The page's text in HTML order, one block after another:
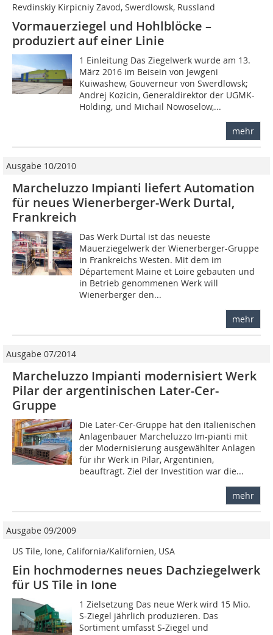
Revdinskiy Kirpicniy Zavod, Swerdlowsk, Russland
Vormauerziegel und Hohlblöcke –
produziert auf einer Linie
1 Einleitung Das Ziegelwerk wurde am 13.
März 2016 im Beisein von Jewgeni
Kuiwashew, Gouverneur von Swerdlowsk;
Andrej Kozicin, Generaldirektor der UGMK-
Holding, und Michail Nowoselow,...
mehr
Ausgabe 10/2010
Marcheluzzo Impianti liefert Automation
für neues Wienerberger-Werk Durtal,
Frankreich
Das Werk Durtal ist das neueste
Mauerziegelwerk der Wienerberger-Gruppe
in Frankreichs Westen. Mit dem im
Département Maine et Loire gebauten und
in Betrieb genommenen Werk will
Wienerberger den...
mehr
Ausgabe 07/2014
Marcheluzzo Impianti modernisiert Werk
Pilar der argentinischen Later-Cer-
Gruppe
Die Later-Cer-Gruppe hat den italienischen
Anlagenbauer Marcheluzzo Im-pianti mit
der Modernisierung ausgewählter Anlagen
für ihr Werk in Pilar, Argentinien,
beauftragt. Ziel der Investition war die...
mehr
Ausgabe 09/2009
US Tile, Ione, California/Kalifornien, USA
Ein hochmodernes neues Dachziegelwerk
für US Tile in Ione
1 Zielsetzung Das neue Werk wird 15 Mio.
S-Ziegel jährlich produzieren. Das
Sortiment umfasst S-Ziegel und